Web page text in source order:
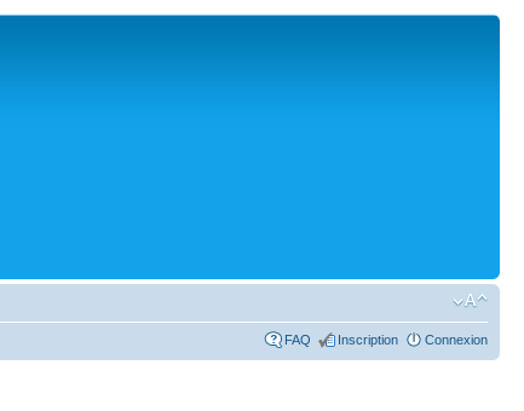
FAQ Inscription Connexion